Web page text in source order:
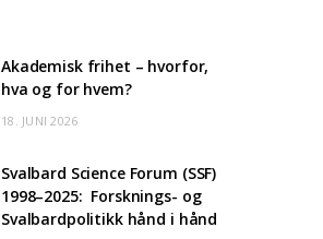
Akademisk frihet – hvorfor,
hva og for hvem?
18. JUNI 2026
Svalbard Science Forum (SSF)
1998–2025: Forsknings- og
Svalbardpolitikk hånd i hånd